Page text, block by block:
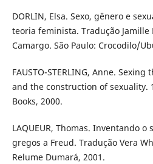
DORLIN, Elsa. Sexo, gênero e
teoria feminista. Tradução Jamille
Camargo. São Paulo: Crocodilo/
FAUSTO-STERLING, Anne.
and the construction of sexuality.
Books, 2000.
LAQUEUR, Thomas. Inventando o
gregos a Freud. Tradução Vera
Relume Dumará, 2001.